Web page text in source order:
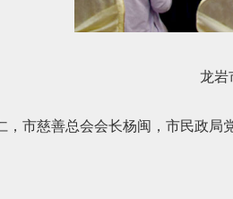
龙岩
，市慈善总会会长杨闽，市民政